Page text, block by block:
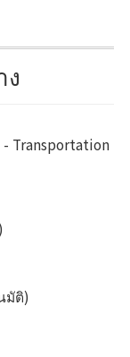
- Transportation
มัติ)